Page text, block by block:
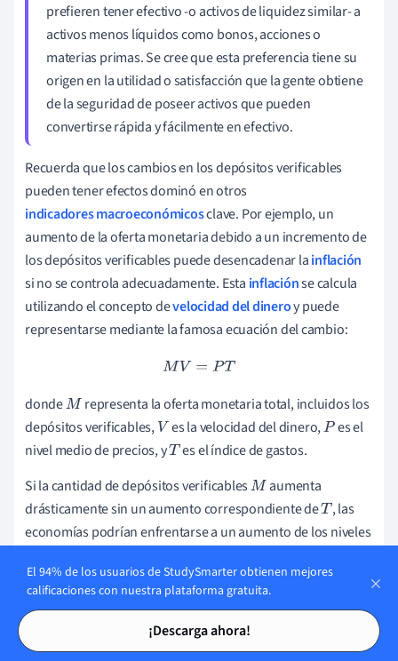
Tarjetas de estudio
Tarjetas de estudio
prefieren tener efectivo -o activos de liquidez similar- a
activos menos líquidos como bonos, acciones o
materias primas. Se cree que esta preferencia tiene su
origen en la utilidad o satisfacción que la gente obtiene
de la seguridad de poseer activos que pueden
convertirse rápida y fácilmente en efectivo.
Recuerda que los cambios en los depósitos verificables
pueden tener efectos dominó en otros
indicadores macroeconómicosclave. Por ejemplo, un
aumento de la oferta monetaria debido a un incremento de
los depósitos verificables puede desencadenar lainflación
si no se controla adecuadamente. Esta inflaciónse calcula
utilizando el concepto develocidad del dineroy puede
representarse mediante la famosa ecuación del cambio:
MV=P T
dondeM representa la oferta monetaria total, incluidos los
depósitos verificables, V es la velocidad del dinero,P es el
nivel medio de precios, yT es el índice de gastos.
Si la cantidad de depósitos verificablesM aumenta
drásticamente sin un aumento correspondiente deT , las
economías podrían enfrentarse a un aumento de los niveles
controlar los cambios en los depósitos verificables es crucial
para que los bancos centrales y los responsables de la
política monetaria gestionen la estabilidad y el crecimiento
económicos.
El 94% de los usuarios de StudySmarter obtienen mejores
calificaciones con nuestra plataforma gratuita.
¡Descarga ahora!